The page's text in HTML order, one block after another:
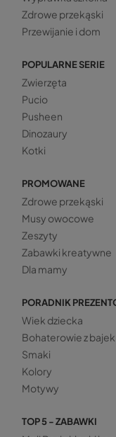
Zdrowe przekąski
Przewijanie i dom
POPULARNE SERIE
Zwierzęta
Pucio
Pusheen
Dinozaury
Kotki
PROMOWANE
Zdrowe przekąski
Musy owocowe
Zeszyty
Zabawki kreatywne
Dla mamy
PORADNIK
Wiek dziecka
Bohaterowie z bajek
Smaki
Kolory
Motywy
TOP 5 - ZABAWKI